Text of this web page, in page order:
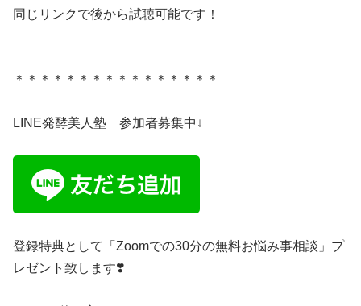
同じリンクで後から試聴可能です！
＊＊＊＊＊＊＊＊＊＊＊＊＊＊＊＊
LINE発酵美人塾 参加者募集中↓
登録特典として「Zoomでの30分の無料お悩み事相談」プ
レゼント致します❣️